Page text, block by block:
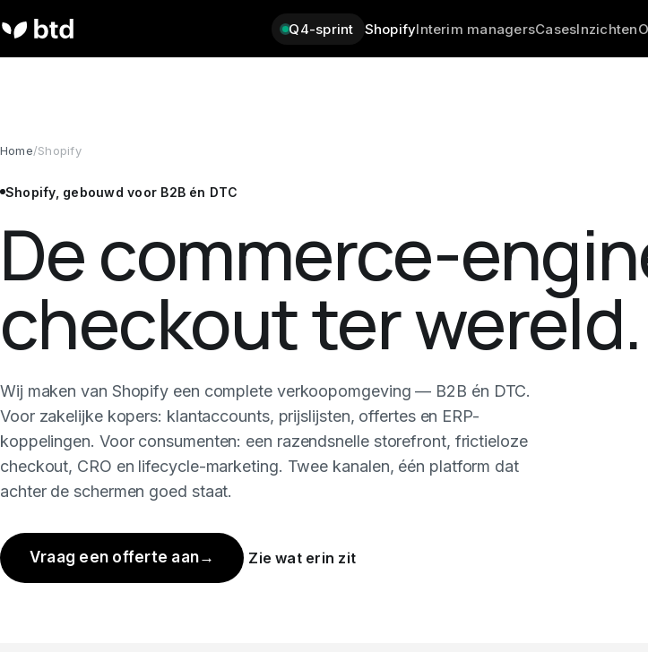
Q4-sprint ShopifyInterim managersCasesInzichten
Home/Shopify
Shopify, gebouwd voor B2B én DTC
De commerce-
checkout ter wereld.
Wij maken van Shopify een complete verkoopomgeving — B2B én DTC.
Voor zakelijke kopers: klantaccounts, prijslijsten, offertes en ERP-
koppelingen. Voor consumenten: een razendsnelle storefront, frictieloze
checkout, CRO en lifecycle-marketing. Twee kanalen, één platform dat
achter de schermen goed staat.
Vraag een offerte aan→ Zie wat erin zit